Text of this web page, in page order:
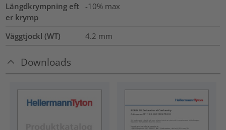
Längdkrympning eft
er krymp
-10% max
Väggtjockl (WT) 4.2 mm
Downloads